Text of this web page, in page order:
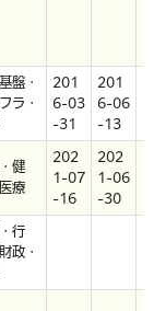
盤・
ラ・
201
6-03
-31
201
6-06
-13
健
療
202
1-07
-16
202
1-06
-30
行
政・